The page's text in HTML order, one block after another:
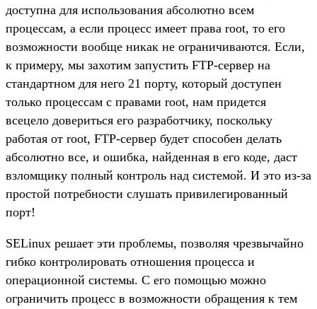
доступна для использования абсолютно всем
процессам, а если процесс имеет права root, то его
возможности вообще никак не ограничиваются. Если,
к примеру, мы захотим запустить FTP-сервер на
стандартном для него 21 порту, который доступен
только процессам с правами root, нам придется
всецело довериться его разработчику, поскольку
работая от root, FTP-сервер будет способен делать
абсолютно все, и ошибка, найденная в его коде, даст
взломщику полный контроль над системой. И это из-за
простой потребности слушать привилегированный
порт!
SELinux решает эти проблемы, позволяя чрезвычайно
гибко контролировать отношения процесса и
операционной системы. С его помощью можно
ограничить процесс в возможности обращения к тем